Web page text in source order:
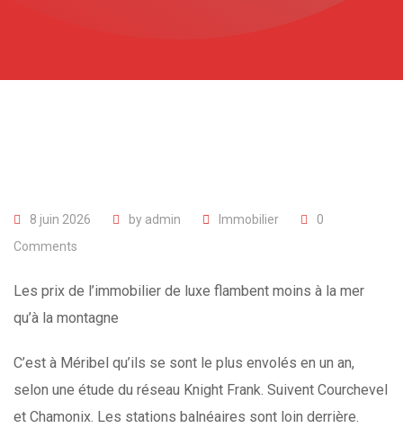
8 juin 2026 by admin Immobilier
0
Comments
Les prix de l’immobilier de luxe flambent moins à la mer
qu’à la montagne
C’est à Méribel qu’ils se sont le plus envolés en un an,
selon une étude du réseau Knight Frank. Suivent Courchevel
et Chamonix. Les stations balnéaires sont loin derrière.